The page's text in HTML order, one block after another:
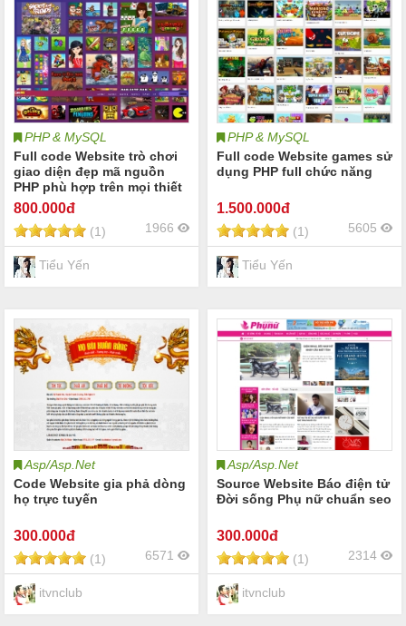
PHP & MySQL
Full code Website trò chơi
giao diện đẹp mã nguồn
PHP phù hợp trên mọi thiết
bị
800.000đ
(1) 1966
Tiểu Yến
PHP & MySQL
Full code Website games sử
dụng PHP full chức năng
1.500.000đ
(1) 5605
Tiểu Yến
Asp/Asp.Net
Code Website gia phả dòng
họ trực tuyến
300.000đ
(1) 6571
itvnclub
Asp/Asp.Net
Source Website Báo điện tử
Đời sống Phụ nữ chuẩn seo
300.000đ
(1) 2314
itvnclub